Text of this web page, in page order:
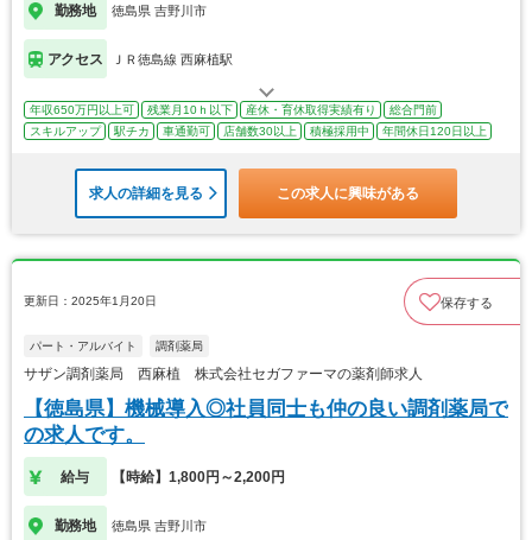
勤務地 徳島県 吉野川市
アクセス ＪＲ徳島線 西麻植駅
年収650万円以上可 残業月10ｈ以下 産休・育休取得実績有り
総合門前
スキルアップ
駅チカ 車通勤可 店舗数30以上 積極採用中 年間休日120日以上
求人の詳細を見る この求人に興味がある
更新日：2025年1月20日 保存する
パート・アルバイト 調剤薬局
サザン調剤薬局 西麻植 株式会社セガファーマの薬剤師求人
【徳島県】機械導入◎社員同士も仲の良い調剤薬局で
の求人です。
給与 【時給】1,800円～2,200円
勤務地 徳島県 吉野川市